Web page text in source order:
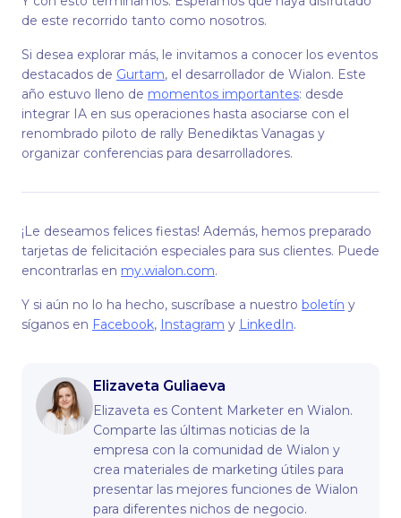
de este recorrido tanto como nosotros.
Si desea explorar más, le invitamos a conocer los eventos
destacados de Gurtam, el desarrollador de Wialon. Este
año estuvo lleno de momentos importantes: desde
integrar IA en sus operaciones hasta asociarse con el
renombrado piloto de rally Benediktas Vanagas y
organizar conferencias para desarrolladores.
¡Le deseamos felices fiestas! Además, hemos preparado
tarjetas de felicitación especiales para sus clientes. Puede
encontrarlas en my.wialon.com.
Y si aún no lo ha hecho, suscríbase a nuestro boletín y
síganos en Facebook, Instagram y LinkedIn.
Elizaveta Guliaeva
Elizaveta es Content Marketer en Wialon.
Comparte las últimas noticias de la
empresa con la comunidad de Wialon y
crea materiales de marketing útiles para
presentar las mejores funciones de Wialon
para diferentes nichos de negocio.